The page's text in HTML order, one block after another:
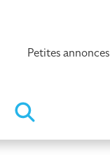
Petites annonces